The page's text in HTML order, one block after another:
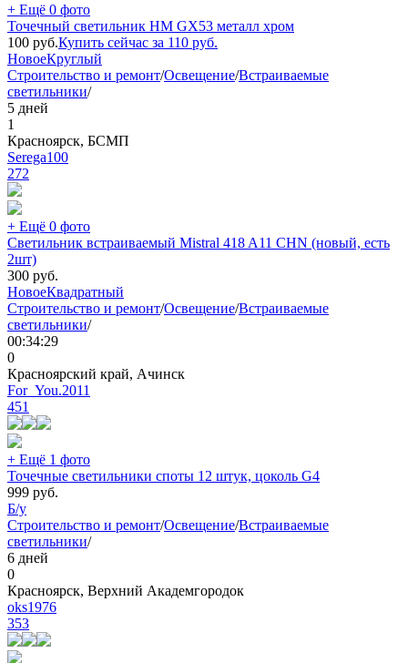
+ Ещё 0 фото
Точечный светильник HM GX53 металл хром
100 руб.Купить сейчас за 110 руб.
НовоеКруглый
Строительство и ремонт/Освещение/Встраиваемые
светильники/
5 дней
1
Красноярск, БСМП
Serega100
272
+ Ещё 0 фото
Светильник встраиваемый Mistral 418 A11 CHN (новый, есть
2шт)
300 руб.
НовоеКвадратный
Строительство и ремонт/Освещение/Встраиваемые
светильники/
00:34:29
0
Красноярский край, Ачинск
For_You.2011
451
+ Ещё 1 фото
Точечные светильники споты 12 штук, цоколь G4
999 руб.
Б/у
Строительство и ремонт/Освещение/Встраиваемые
светильники/
6 дней
0
Красноярск, Верхний Академгородок
oks1976
353